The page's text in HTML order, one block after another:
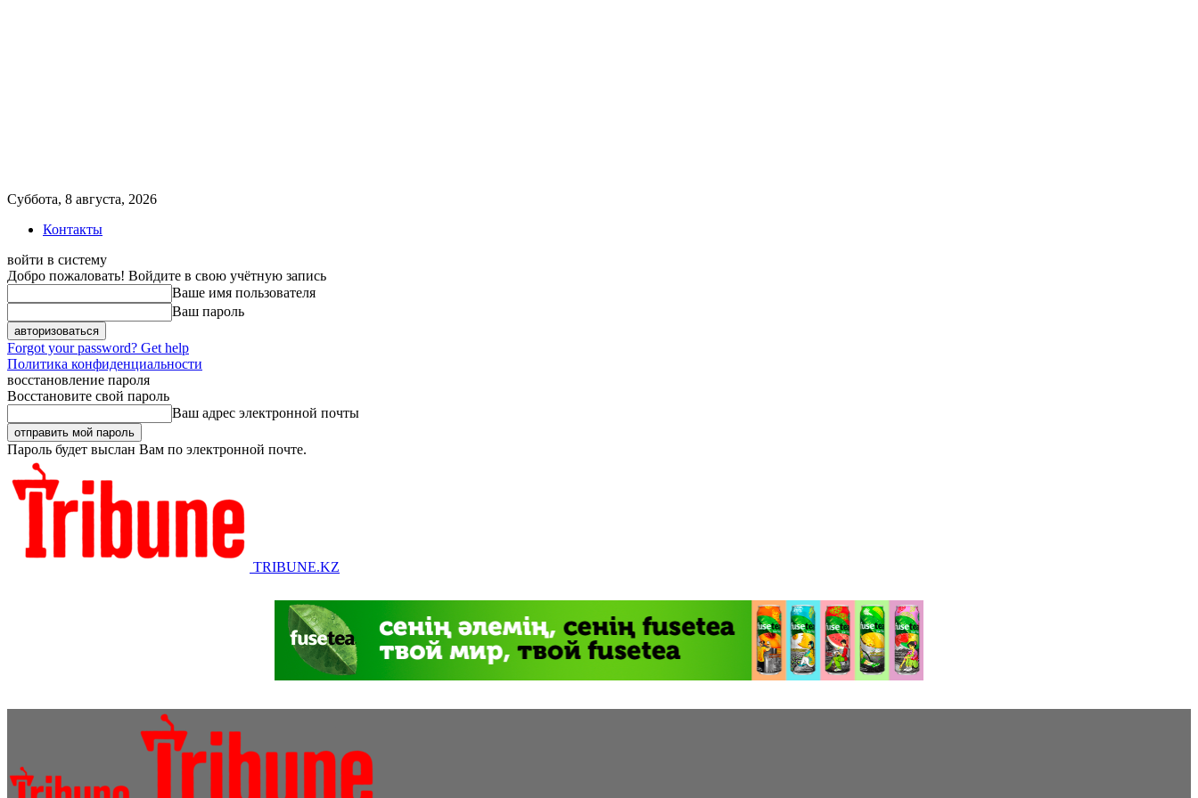
Суббота, 8 августа, 2026
Контакты
войти в систему
Добро пожаловать! Войдите в свою учётную запись
Ваше имя пользователя
Ваш пароль
Forgot your password? Get help
Политика конфиденциальности
восстановление пароля
Восстановите свой пароль
Ваш адрес электронной почты
Пароль будет выслан Вам по электронной почте.
TRIBUNE.KZ